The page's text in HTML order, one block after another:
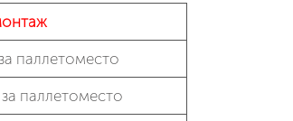
паллетоместо
паллетоместо